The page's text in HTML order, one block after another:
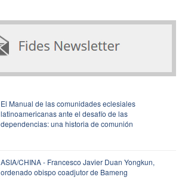
El Manual de las comunidades eclesiales
latinoamericanas ante el desafío de las
dependencias: una historia de comunión
ASIA/CHINA - Francesco Javier Duan Yongkun,
ordenado obispo coadjutor de Bameng